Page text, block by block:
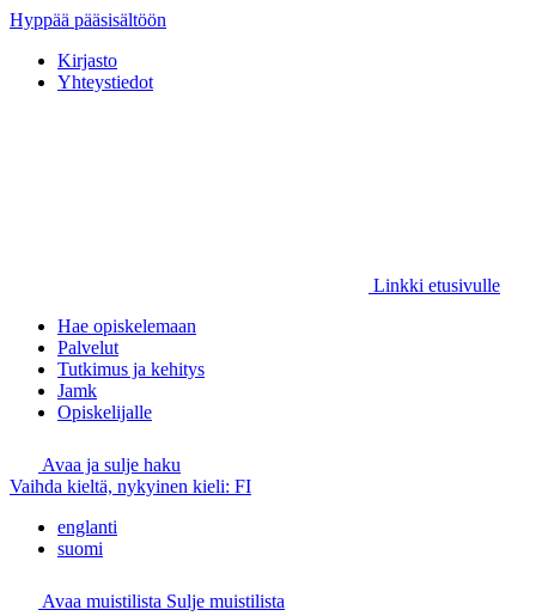
Hyppää pääsisältöön
Kirjasto
Yhteystiedot
Linkki etusivulle
Hae opiskelemaan
Palvelut
Tutkimus ja kehitys
Jamk
Opiskelijalle
Avaa ja sulje haku
Vaihda kieltä, nykyinen kieli: FI
englanti
suomi
Avaa muistilista Sulje muistilista